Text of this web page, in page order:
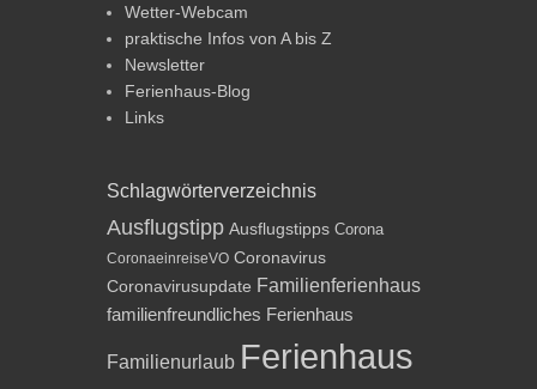
Wetter-Webcam
praktische Infos von A bis Z
Newsletter
Ferienhaus-Blog
Links
Schlagwörterverzeichnis
Ausflugstipp Ausflugstipps Corona
CoronaeinreiseVO Coronavirus
Coronavirusupdate Familienferienhaus
familienfreundliches Ferienhaus
Familienurlaub Ferienhaus